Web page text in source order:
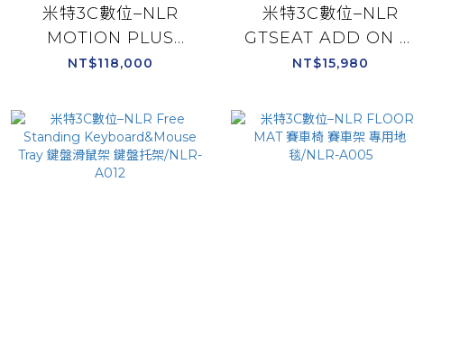
米特3C數位–NLR
MOTION PLUS
PLATFORM 動態模擬
戲/NLR-M007
NT$118,000
米特3C數位–NLR
GTSEAT ADD ON 賽
車桶椅 適用WHEEL
STAND DD/NLR-
S024
NT$15,980